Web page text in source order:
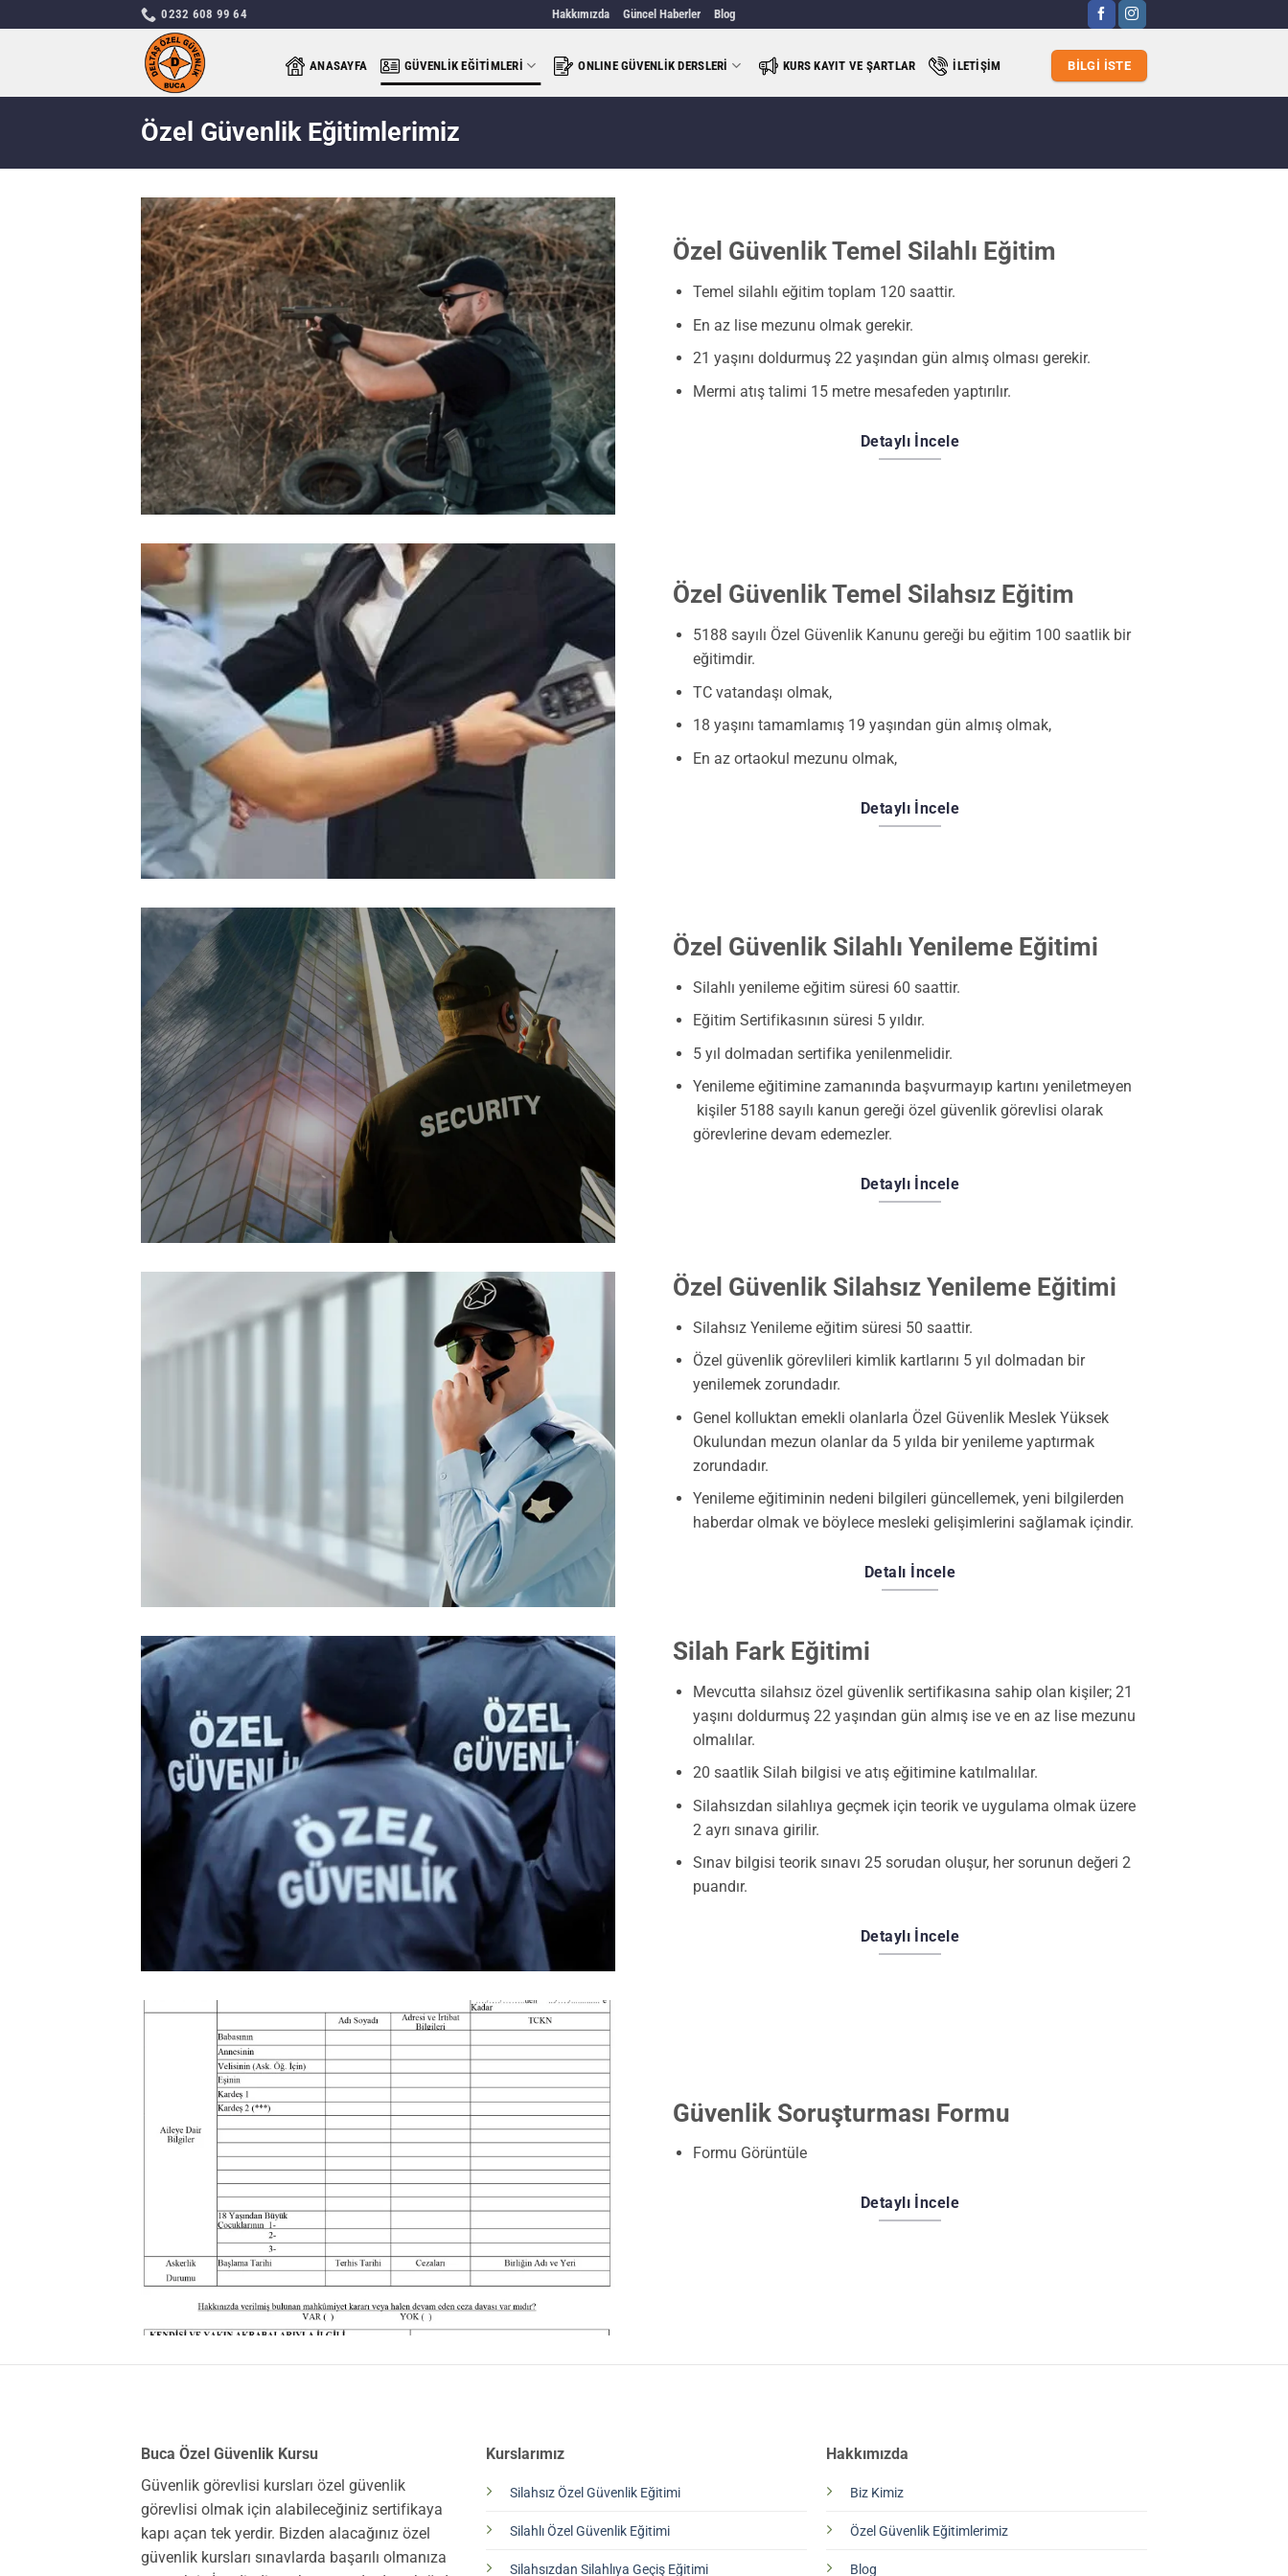
atla
0232 608 99 64 Hakkımızda Güncel Haberler Blog
ANASAYFA GÜVENLIK EĞITIMLERI ONLINE GÜVENLIK DERSLERI KURS KAYIT VE ŞARTLAR İLETIŞIM BILGI İSTE
Özel Güvenlik Eğitimlerimiz
Özel Güvenlik Temel Silahlı Eğitim
Temel silahlı eğitim toplam 120 saattir.
En az lise mezunu olmak gerekir.
21 yaşını doldurmuş 22 yaşından gün almış olması gerekir.
Mermi atış talimi 15 metre mesafeden yaptırılır.
Detaylı İncele
Özel Güvenlik Temel Silahsız Eğitim
5188 sayılı Özel Güvenlik Kanunu gereği bu eğitim 100 saatlik bir
eğitimdir.
TC vatandaşı olmak,
18 yaşını tamamlamış 19 yaşından gün almış olmak,
En az ortaokul mezunu olmak,
Detaylı İncele
Özel Güvenlik Silahlı Yenileme Eğitimi
Silahlı yenileme eğitim süresi 60 saattir.
Eğitim Sertifikasının süresi 5 yıldır.
5 yıl dolmadan sertifika yenilenmelidir.
Yenileme eğitimine zamanında başvurmayıp kartını yeniletmeyen
kişiler 5188 sayılı kanun gereği özel güvenlik görevlisi olarak
görevlerine devam edemezler.
Detaylı İncele
Özel Güvenlik Silahsız Yenileme Eğitimi
Silahsız Yenileme eğitim süresi 50 saattir.
Özel güvenlik görevlileri kimlik kartlarını 5 yıl dolmadan bir
yenilemek zorundadır.
Genel kolluktan emekli olanlarla Özel Güvenlik Meslek Yüksek
Okulundan mezun olanlar da 5 yılda bir yenileme yaptırmak
zorundadır.
Yenileme eğitiminin nedeni bilgileri güncellemek, yeni bilgilerden
haberdar olmak ve böylece mesleki gelişimlerini sağlamak içindir.
Detalı İncele
Silah Fark Eğitimi
Mevcutta silahsız özel güvenlik sertifikasına sahip olan kişiler; 21
yaşını doldurmuş 22 yaşından gün almış ise ve en az lise mezunu
olmalılar.
20 saatlik Silah bilgisi ve atış eğitimine katılmalılar.
Silahsızdan silahlıya geçmek için teorik ve uygulama olmak üzere
2 ayrı sınava girilir.
Sınav bilgisi teorik sınavı 25 sorudan oluşur, her sorunun değeri 2
puandır.
Detaylı İncele
Güvenlik Soruşturması Formu
Formu Görüntüle
Detaylı İncele
Buca Özel Güvenlik Kursu
Güvenlik görevlisi kursları özel güvenlik
görevlisi olmak için alabileceğiniz sertifikaya
kapı açan tek yerdir. Bizden alacağınız özel
güvenlik kursları sınavlarda başarılı olmanıza
Kurslarımız
Silahsız Özel Güvenlik Eğitimi
Silahlı Özel Güvenlik Eğitimi
Silahsızdan Silahlıya Geçiş Eğitimi
Hakkımızda
Biz Kimiz
Özel Güvenlik Eğitimlerimiz
Blog